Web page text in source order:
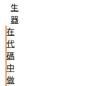
生
器
在
代
碼
中
做